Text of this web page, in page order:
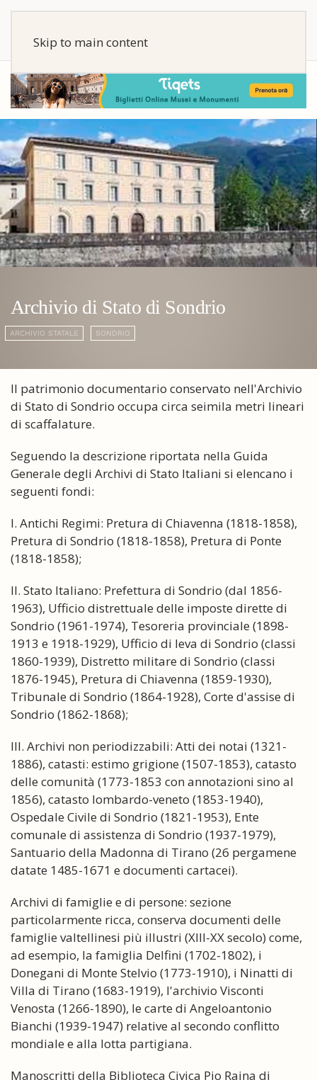
Skip to main content
Archivio di Stato di Sondrio
ARCHIVIO STATALE SONDRIO
Il patrimonio documentario conservato nell'Archivio
di Stato di Sondrio occupa circa seimila metri lineari
di scaffalature.
Seguendo la descrizione riportata nella Guida
Generale degli Archivi di Stato Italiani si elencano i
seguenti fondi:
I. Antichi Regimi: Pretura di Chiavenna (1818-1858),
Pretura di Sondrio (1818-1858), Pretura di Ponte
(1818-1858);
II. Stato Italiano: Prefettura di Sondrio (dal 1856-
1963), Ufficio distrettuale delle imposte dirette di
Sondrio (1961-1974), Tesoreria provinciale (1898-
1913 e 1918-1929), Ufficio di leva di Sondrio (classi
1860-1939), Distretto militare di Sondrio (classi
1876-1945), Pretura di Chiavenna (1859-1930),
Tribunale di Sondrio (1864-1928), Corte d'assise di
Sondrio (1862-1868);
III. Archivi non periodizzabili: Atti dei notai (1321-
1886), catasti: estimo grigione (1507-1853), catasto
delle comunità (1773-1853 con annotazioni sino al
1856), catasto lombardo-veneto (1853-1940),
Ospedale Civile di Sondrio (1821-1953), Ente
comunale di assistenza di Sondrio (1937-1979),
Santuario della Madonna di Tirano (26 pergamene
datate 1485-1671 e documenti cartacei).
Archivi di famiglie e di persone: sezione
particolarmente ricca, conserva documenti delle
famiglie valtellinesi più illustri (XIII-XX secolo) come,
ad esempio, la famiglia Delfini (1702-1802), i
Donegani di Monte Stelvio (1773-1910), i Ninatti di
Villa di Tirano (1683-1919), l'archivio Visconti
Venosta (1266-1890), le carte di Angeloantonio
Bianchi (1939-1947) relative al secondo conflitto
mondiale e alla lotta partigiana.
Manoscritti della Biblioteca Civica Pio Rajna di